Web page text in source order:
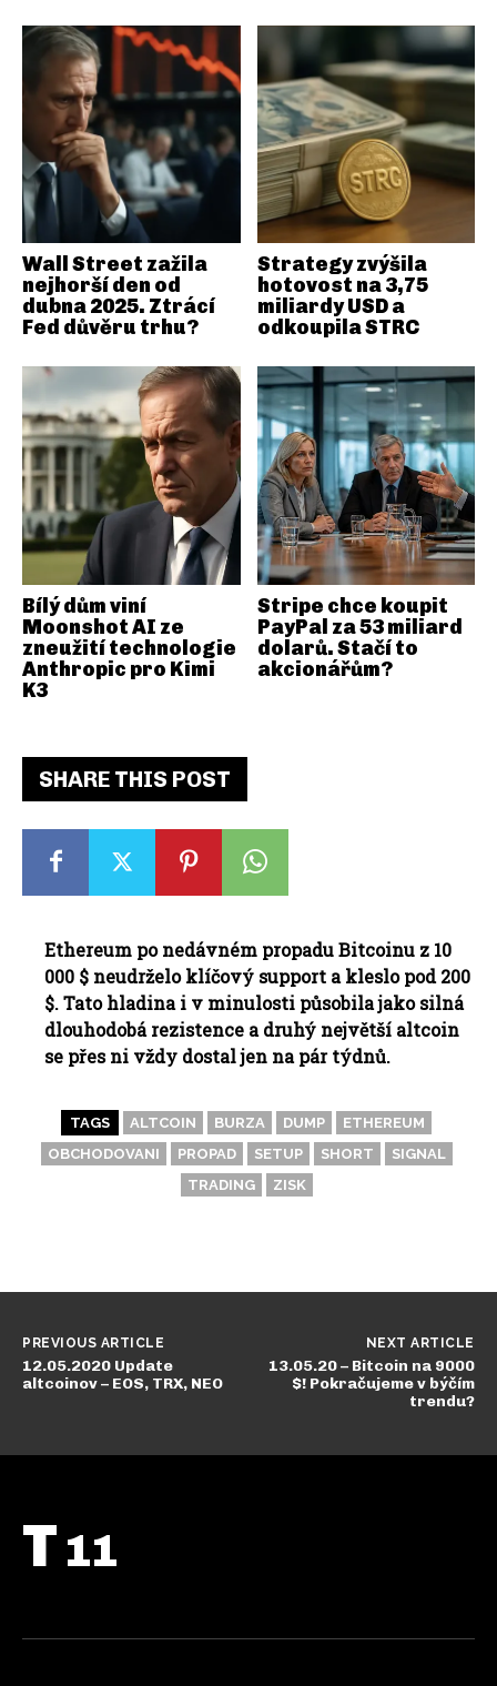
SHARE THIS POST
Ethereum po nedávném propadu Bitcoinu z 10
000 $ neudrželo klíčový support a kleslo pod 200
$. Tato hladina i v minulosti působila jako silná
dlouhodobá rezistence a druhý největší altcoin
se přes ni vždy dostal jen na pár týdnů.
TAGS ALTCOIN BURZA DUMP
ETHEREUM
OBCHODOVANI
PROPAD SETUP SHORT
SIGNAL
TRADING
ZISK
Wall Street zažila
nejhorší den od
dubna 2025. Ztrácí
Fed důvěru trhu?
Strategy zvýšila
hotovost na 3,75
miliardy USD a
odkoupila STRC
Bílý dům viní
Moonshot AI ze
zneužití technologie
Anthropic pro Kimi
K3
Stripe chce koupit
PayPal za 53 miliard
dolarů. Stačí to
akcionářům?
PREVIOUS ARTICLE
12.05.2020 Update
altcoinov – EOS, TRX, NEO
NEXT ARTICLE
13.05.20 – Bitcoin na 9000
$! Pokračujeme v býčím
trendu?
T 11